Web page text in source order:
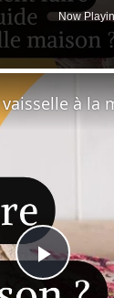
Now
Play
à la